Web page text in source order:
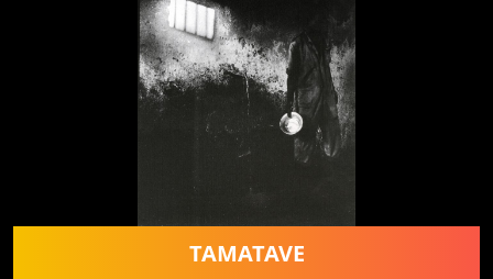
TAMATAVE